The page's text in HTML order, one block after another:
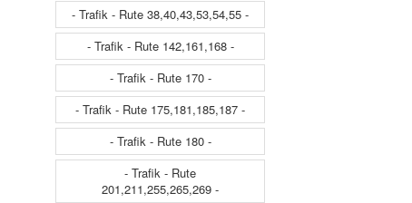
- Trafik - Rute 38,40,43,53,54,55 -
- Trafik - Rute 142,161,168 -
- Trafik - Rute 170 -
- Trafik - Rute 175,181,185,187 -
- Trafik - Rute 180 -
- Trafik - Rute
201,211,255,265,269 -